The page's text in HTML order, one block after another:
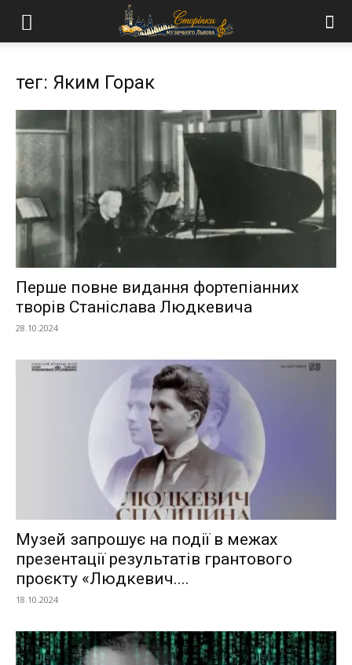
тег: Яким Горак
Перше повне видання фортепіанних
творів Станіслава Людкевича
28.10.2024
Музей запрошує на події в межах
презентації результатів грантового
проєкту «Людкевич....
18.10.2024